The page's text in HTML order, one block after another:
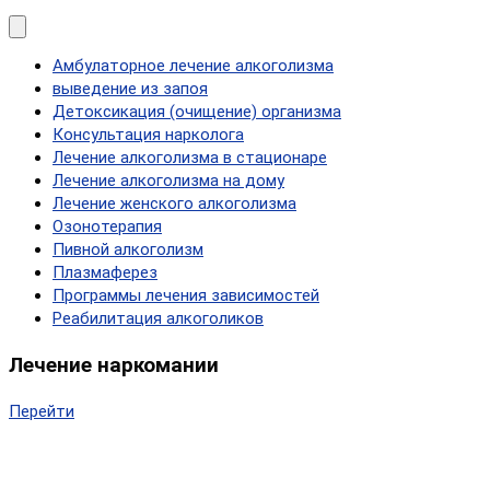
Амбулаторное лечение алкоголизма
выведение из запоя
Детоксикация (очищение) организма
Консультация нарколога
Лечение алкоголизма в стационаре
Лечение алкоголизма на дому
Лечение женского алкоголизма
Озонотерапия
Пивной алкоголизм
Плазмаферез
Программы лечения зависимостей
Реабилитация алкоголиков
Лечение наркомании
Перейти